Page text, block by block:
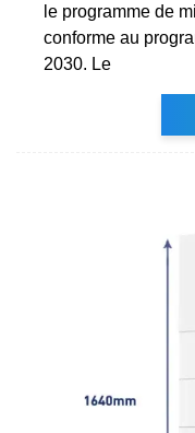
le programme de
conforme au
2030. Le